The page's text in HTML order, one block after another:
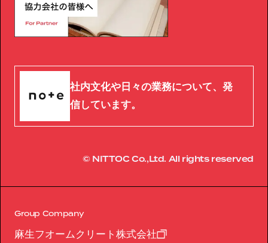
社内文化や日々の業務について、発
信しています。
© NITTOC Co.,Ltd. All rights reserved
Group Company
麻生フオームクリート株式会社